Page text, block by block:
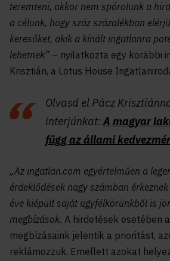
teremteni, akkor nem spórolunk a
a célunk, hogy száz százalékban
keresőket, akik a kínált ingatlanra
lehetnek” – nyilatkozta egy korábbi
Krisztián, a Lotus House
Olvasd el Pácz
interjúnkat:A magyar
függ az állami
„Az ingatlan.com egyértelműen a
érdeklődések nagy számban
éve kiépült saját ügyfélkörünkből is
megbízások. A hirdetések esetében
megbízásaink jelentik a prioritást,
reklámozzuk. Emellett azokat